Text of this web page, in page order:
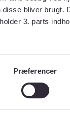
bliver
3. parts
Præferencer